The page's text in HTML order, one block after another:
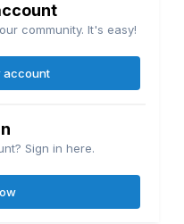
community. It's easy!
account
Sign in here.